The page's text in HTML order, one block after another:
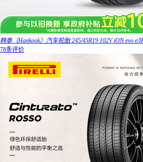
韩泰（Hankook）汽车轮胎 245/45R19 102V iON evo
78条评价